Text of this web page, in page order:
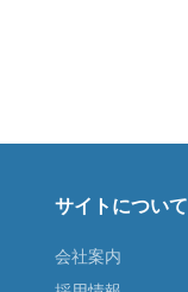
サイトについて
会社案内